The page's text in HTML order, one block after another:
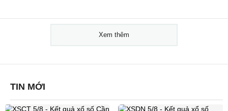
Xem thêm
TIN MỚI